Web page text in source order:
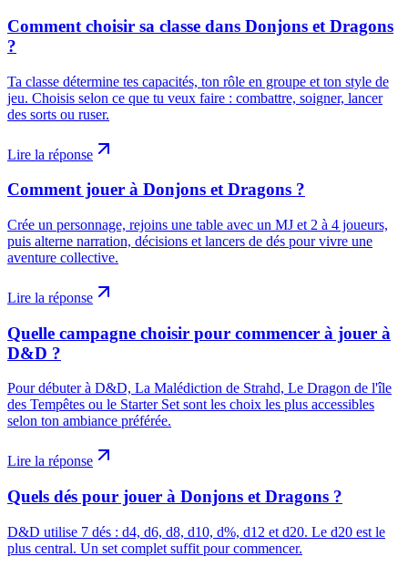
Comment choisir sa classe dans Donjons et Dragons
?
Ta classe détermine tes capacités, ton rôle en groupe et ton style de
jeu. Choisis selon ce que tu veux faire : combattre, soigner, lancer
des sorts ou ruser.
Lire la réponse
Comment jouer à Donjons et Dragons ?
Crée un personnage, rejoins une table avec un MJ et 2 à 4 joueurs,
puis alterne narration, décisions et lancers de dés pour vivre une
aventure collective.
Lire la réponse
Quelle campagne choisir pour commencer à jouer à
D&D ?
Pour débuter à D&D, La Malédiction de Strahd, Le Dragon de l'île
des Tempêtes ou le Starter Set sont les choix les plus accessibles
selon ton ambiance préférée.
Lire la réponse
Quels dés pour jouer à Donjons et Dragons ?
D&D utilise 7 dés : d4, d6, d8, d10, d%, d12 et d20. Le d20 est le
plus central. Un set complet suffit pour commencer.